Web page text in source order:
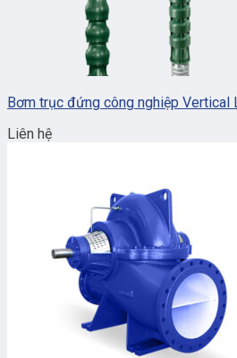
Bơm trục đứng công nghiệp Vertical
Liên hệ